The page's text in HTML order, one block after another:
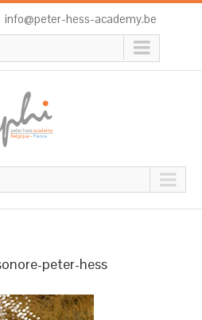
info@peter-hess-academy.be
peter-hess